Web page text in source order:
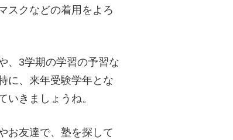
スクなどの着用をよろ
、3学期の学習の予習な
に、来年受験学年とな
いきましょうね。
お友達で、塾を探して